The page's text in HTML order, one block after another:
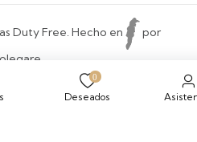
Duty Free. Hecho en
por
0
Deseados